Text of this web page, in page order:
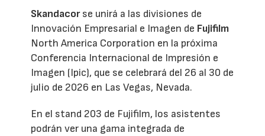
Skandacorse unirá a las divisiones de
Innovación Empresarial e Imagen de Fujifilm
North America Corporation en la próxima
Conferencia Internacional de Impresión e
Imagen (Ipic), que se celebrará del 26 al 30 de
julio de 2026 en Las Vegas, Nevada.
En el stand 203 de Fujifilm, los asistentes
podrán ver una gama integrada de